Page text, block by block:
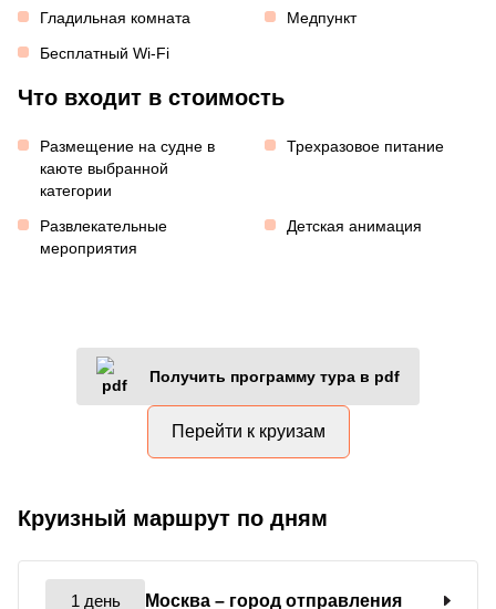
Гладильная комната
Медпункт
Бесплатный Wi-Fi
Что входит в стоимость
Размещение на судне в
каюте выбранной
категории
Трехразовое питание
Развлекательные
мероприятия
Детская анимация
Получить программу тура в pdf
Перейти к круизам
Круизный маршрут по дням
1 день Москва – город отправления